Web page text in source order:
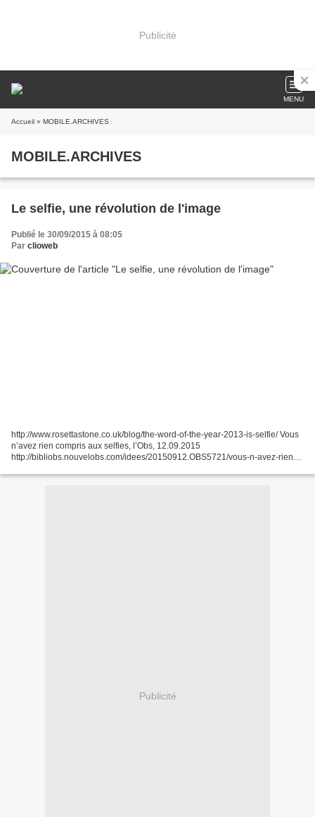
Publicité
MENU
Accueil » MOBILE.ARCHIVES
MOBILE.ARCHIVES
Le selfie, une révolution de l'image
Publié le 30/09/2015 à 08:05
Par clioweb
http://www.rosettastone.co.uk/blog/the-word-of-the-year-2013-is-selfie/ Vous
n’avez rien compris aux selfies, l’Obs, 12.09.2015
http://bibliobs.nouvelobs.com/idees/20150912.OBS5721/vous-n-avez-rien-
Publicité